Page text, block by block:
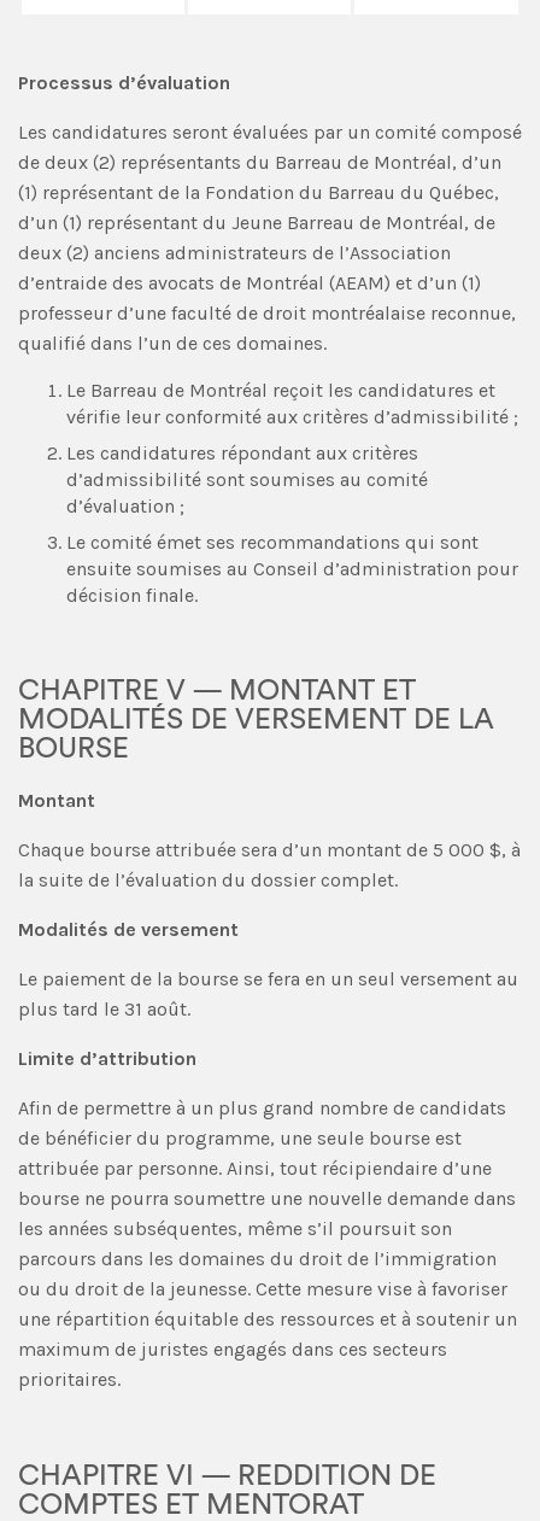
Processus d’évaluation
Les candidatures seront évaluées par un comité composé
de deux (2) représentants du Barreau de Montréal, d’un
(1) représentant de la Fondation du Barreau du Québec,
d’un (1) représentant du Jeune Barreau de Montréal, de
deux (2) anciens administrateurs de l’Association
d’entraide des avocats de Montréal (AEAM) et d’un (1)
professeur d’une faculté de droit montréalaise reconnue,
qualifié dans l’un de ces domaines.
Le Barreau de Montréal reçoit les candidatures et
vérifie leur conformité aux critères d’admissibilité ;
Les candidatures répondant aux critères
d’admissibilité sont soumises au comité
d’évaluation ;
Le comité émet ses recommandations qui sont
ensuite soumises au Conseil d’administration pour
décision finale.
CHAPITRE V — MONTANT ET
MODALITÉS DE VERSEMENT DE LA
BOURSE
Montant
Chaque bourse attribuée sera d’un montant de 5 000 $, à
la suite de l’évaluation du dossier complet.
Modalités de versement
Le paiement de la bourse se fera en un seul versement au
plus tard le 31 août.
Limite d’attribution
Afin de permettre à un plus grand nombre de candidats
de bénéficier du programme, une seule bourse est
attribuée par personne. Ainsi, tout récipiendaire d’une
bourse ne pourra soumettre une nouvelle demande dans
les années subséquentes, même s’il poursuit son
parcours dans les domaines du droit de l’immigration
ou du droit de la jeunesse. Cette mesure vise à favoriser
une répartition équitable des ressources et à soutenir un
maximum de juristes engagés dans ces secteurs
prioritaires.
CHAPITRE VI — REDDITION DE
COMPTES ET MENTORAT